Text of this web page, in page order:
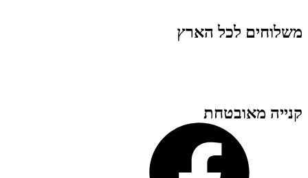
משלוחים לכל הארץ
קנייה מאובטחת